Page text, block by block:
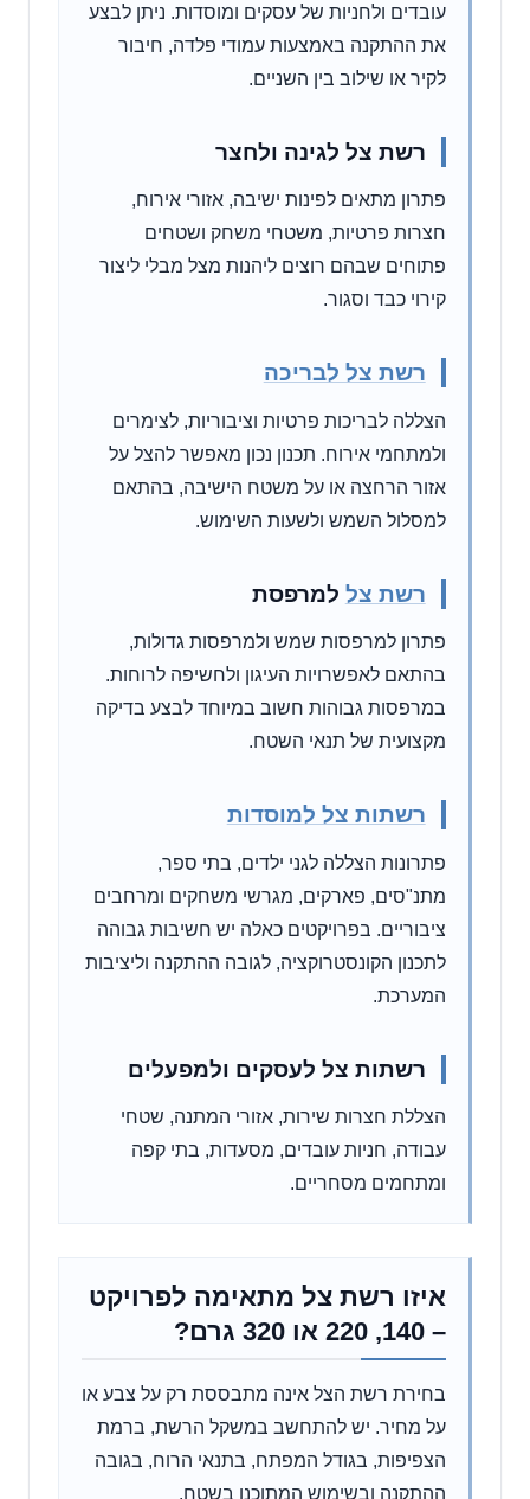
עובדים ולחניות של עסקים ומוסדות. ניתן לבצע
את ההתקנה באמצעות עמודי פלדה, חיבור
לקיר או שילוב בין השניים.
רשת צל לגינה ולחצר
פתרון מתאים לפינות ישיבה, אזורי אירוח,
חצרות פרטיות, משטחי משחק ושטחים
פתוחים שבהם רוצים ליהנות מצל מבלי ליצור
קירוי כבד וסגור.
רשת צל לבריכה
הצללה לבריכות פרטיות וציבוריות, לצימרים
ולמתחמי אירוח. תכנון נכון מאפשר להצל על
אזור הרחצה או על משטח הישיבה, בהתאם
למסלול השמש ולשעות השימוש.
רשת צל למרפסת
פתרון למרפסות שמש ולמרפסות גדולות,
בהתאם לאפשרויות העיגון ולחשיפה לרוחות.
במרפסות גבוהות חשוב במיוחד לבצע בדיקה
מקצועית של תנאי השטח.
רשתות צל למוסדות
פתרונות הצללה לגני ילדים, בתי ספר,
מתנ"סים, פארקים, מגרשי משחקים ומרחבים
ציבוריים. בפרויקטים כאלה יש חשיבות גבוהה
לתכנון הקונסטרוקציה, לגובה ההתקנה וליציבות
המערכת.
רשתות צל לעסקים ולמפעלים
הצללת חצרות שירות, אזורי המתנה, שטחי
עבודה, חניות עובדים, מסעדות, בתי קפה
ומתחמים מסחריים.
איזו רשת צל מתאימה לפרויקט
– 140, 220 או 320 גרם?
בחירת רשת הצל אינה מתבססת רק על צבע או
על מחיר. יש להתחשב במשקל הרשת, ברמת
הצפיפות, בגודל המפתח, בתנאי הרוח, בגובה
ההתקנה ובשימוש המתוכנן בשטח.